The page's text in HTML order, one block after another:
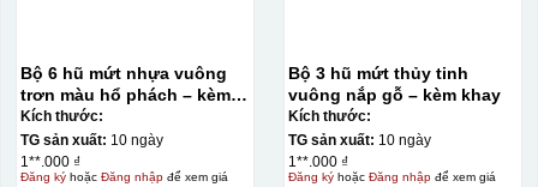
Bộ 6 hũ mứt nhựa vuông
trơn màu hổ phách – kèm
khay
Kích thước:
TG sản xuất: 10 ngày
1**.000 ₫
Đăng kýhoặc Đăng nhậpđể xem giá
Bộ 3 hũ mứt thủy tinh
vuông nắp gỗ – kèm khay
Kích thước:
TG sản xuất: 10 ngày
1**.000 ₫
Đăng kýhoặc Đăng nhậpđể xem giá